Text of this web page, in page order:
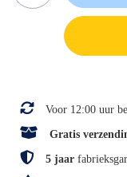
Voor 12:00 uur
Gratis
5 jaar